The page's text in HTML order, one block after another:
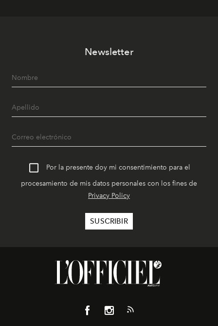
Newsletter
Por la presente doy mi consentimiento para el
procesamiento de mis datos personales con los fines de
Privacy Policy